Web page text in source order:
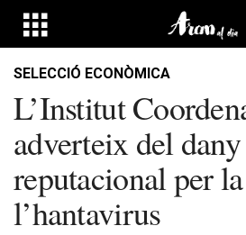
SELECCIÓ ECONÒMICA
L’Institut
adverteix del dany
reputacional per
l’hantavirus